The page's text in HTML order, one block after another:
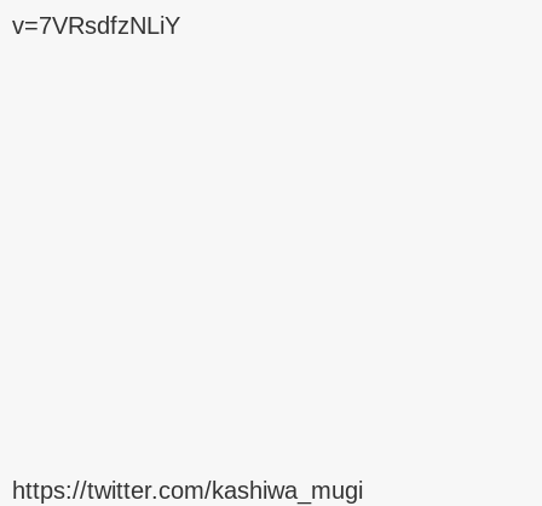
v=7VRsdfzNLiY
https://twitter.com/kashiwa_mugi